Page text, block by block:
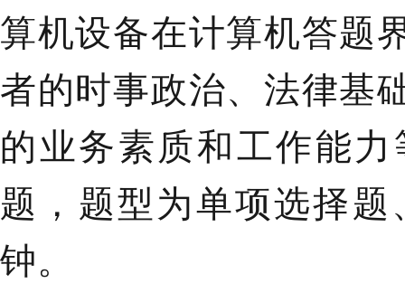
算机设备在计算机答题
者的时事政治、法律基
的业务素质和工作能
题，题型为单项选择
钟。